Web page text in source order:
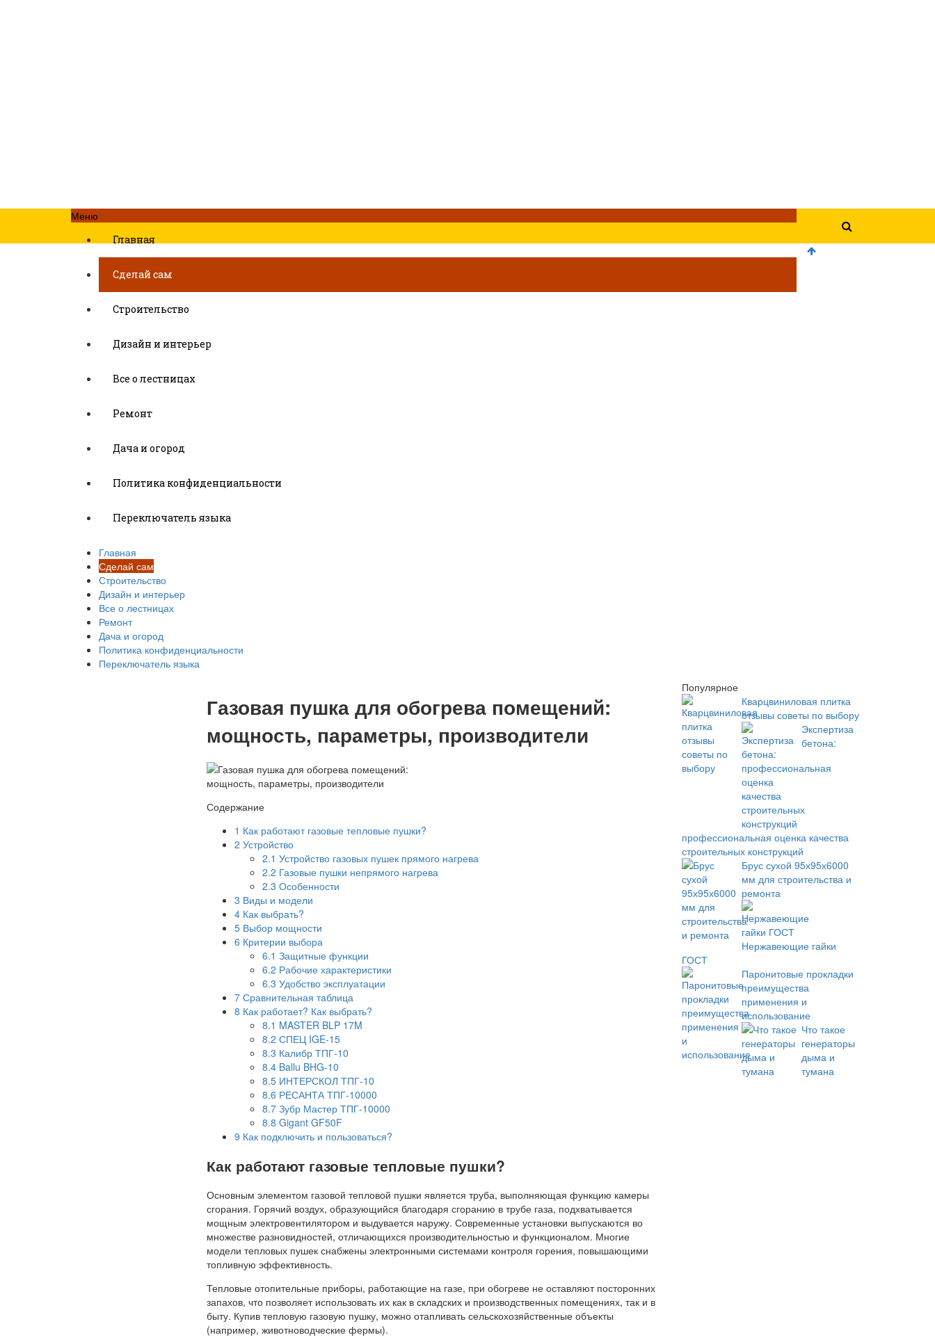
Меню
Главная
Сделай сам
Строительство
Дизайн и интерьер
Все о лестницах
Ремонт
Дача и огород
Политика конфиденциальности
Переключатель языка
Главная
Сделай сам
Строительство
Дизайн и интерьер
Все о лестницах
Ремонт
Дача и огород
Политика конфиденциальности
Переключатель языка
Газовая пушка для обогрева помещений:
мощность, параметры, производители
Содержание
1 Как работают газовые тепловые пушки?
2 Устройство
2.1 Устройство газовых пушек прямого нагрева
2.2 Газовые пушки непрямого нагрева
2.3 Особенности
3 Виды и модели
4 Как выбрать?
5 Выбор мощности
6 Критерии выбора
6.1 Защитные функции
6.2 Рабочие характеристики
6.3 Удобство эксплуатации
7 Сравнительная таблица
8 Как работает? Как выбрать?
8.1 MASTER BLP 17M
8.2 СПЕЦ IGE-15
8.3 Калибр ТПГ-10
8.4 Ballu BHG-10
8.5 ИНТЕРСКОЛ ТПГ-10
8.6 РЕСАНТА ТПГ-10000
8.7 Зубр Мастер ТПГ-10000
8.8 Gigant GF50F
9 Как подключить и пользоваться?
Как работают газовые тепловые пушки?
Основным элементом газовой тепловой пушки является труба, выполняющая функцию камеры
сгорания. Горячий воздух, образующийся благодаря сгоранию в трубе газа, подхватывается
мощным электровентилятором и выдувается наружу. Современные установки выпускаются во
множестве разновидностей, отличающихся производительностью и функционалом. Многие
модели тепловых пушек снабжены электронными системами контроля горения, повышающими
топливную эффективность.
Тепловые отопительные приборы, работающие на газе, при обогреве не оставляют посторонних
запахов, что позволяет использовать их как в складских и производственных помещениях, так и в
быту. Купив тепловую газовую пушку, можно отапливать сельскохозяйственные объекты
(например, животноводческие фермы).
Популярное
Кварцвиниловая плитка
отзывы советы по выбору
Экспертиза
бетона:
профессиональная оценка качества
строительных конструкций
Брус сухой 95х95х6000
мм для строительства и
ремонта
Нержавеющие гайки
ГОСТ
Паронитовые прокладки
преимущества
применения и
использование
Что такое
генераторы
дыма и
тумана